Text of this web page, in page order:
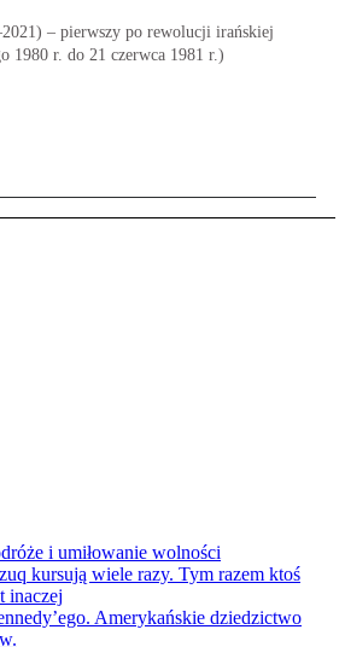
– pierwszy po rewolucji irańskiej
1980 r. do 21 czerwca 1981 r.)
i umiłowanie wolności
kursują wiele razy. Tym razem ktoś
inaczej
Amerykańskie dziedzictwo